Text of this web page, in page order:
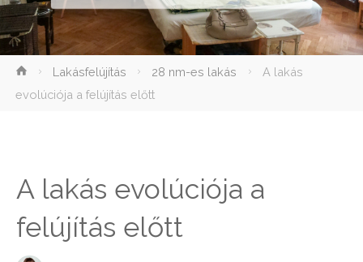
elenítése
Lakásfelújítás 28 nm-es lakás
A lakás
evolúciója a felújítás előtt
A lakás evolúciója a
felújítás előtt